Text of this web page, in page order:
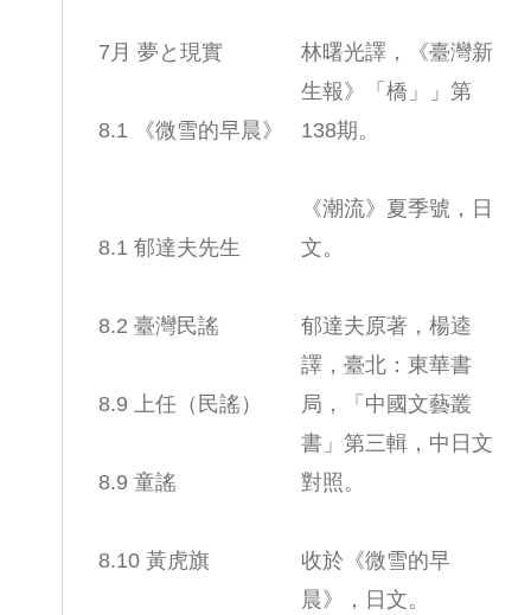
7月 夢と現實
8.1 《微雪的早晨》
8.1 郁達夫先生
8.2 臺灣民謠
8.9 上任（民謠）
8.9 童謠
8.10 黃虎旗
林曙光譯，《臺灣新
生報》「橋」」第
138期。
《潮流》夏季號，日
文。
郁達夫原著，楊逵
譯，臺北：東華書
局，「中國文藝叢
書」第三輯，中日文
對照。
收於《微雪的早
晨》，日文。